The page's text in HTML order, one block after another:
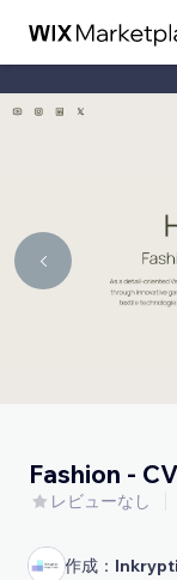
Fashion -
レビューなし
作成：